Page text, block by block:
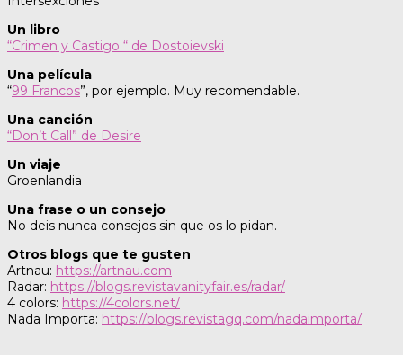
Un libro
“Crimen y Castigo “ de Dostoievski
Una película
“99 Francos”, por ejemplo. Muy recomendable.
Una canción
“Don’t Call” de Desire
Un viaje
Groenlandia
Una frase o un consejo
No deis nunca consejos sin que os lo pidan.
Otros blogs que te gusten
Artnau: https://artnau.com
Radar: https://blogs.revistavanityfair.es/radar/
4 colors: https://4colors.net/
Nada Importa: https://blogs.revistagq.com/nadaimporta/